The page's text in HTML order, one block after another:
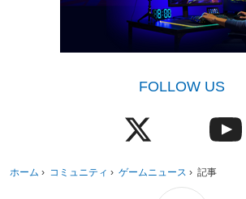
FOLLOW US
ホーム › コミュニティ › ゲームニュース › 記事